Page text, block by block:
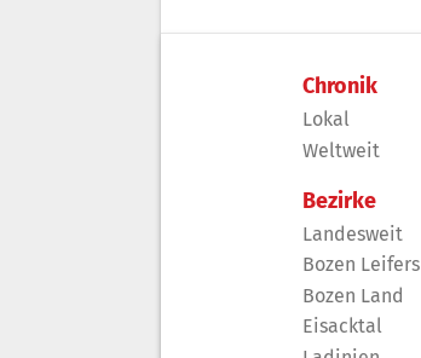
Chronik
Lokal
Weltweit
Bezirke
Landesweit
Bozen Leifers
Bozen Land
Eisacktal